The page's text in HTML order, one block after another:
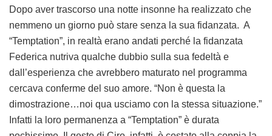
Dopo aver trascorso una notte insonne ha realizzato che
nemmeno un giorno può stare senza la sua fidanzata. A
“Temptation”, in realtà erano andati perché la fidanzata
Federica nutriva qualche dubbio sulla sua fedeltà e
dall’esperienza che avrebbero maturato nel programma
cercava conferme del suo amore. “Non è questa la
dimostrazione…noi qua usciamo con la stessa situazione.”
Infatti la loro permanenza a “Temptation” è durata